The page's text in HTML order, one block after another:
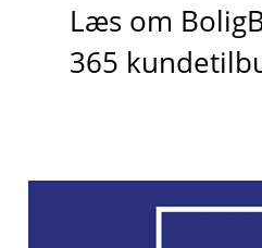
Læs om
365